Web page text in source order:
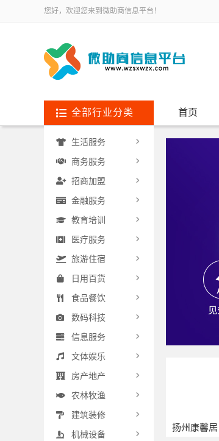
您好，欢迎您来到微助商信息平台！
全部行业分类 首页
扬州康馨居装饰工程材料有限公司
生活服务
商务服务
招商加盟
金融服务
教育培训
医疗服务
旅游住宿
日用百货
食品餐饮
数码科技
信息服务
文体娱乐
房产地产
农林牧渔
建筑装修
机械设备